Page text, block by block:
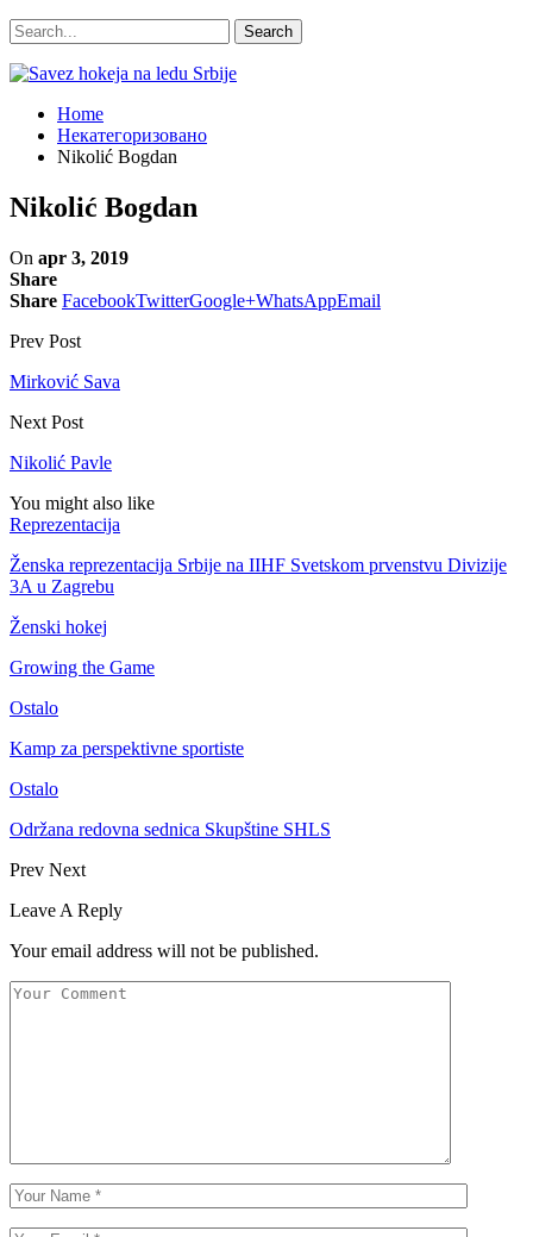
Home
Некатегоризовано
Nikolić Bogdan
Nikolić Bogdan
On apr 3, 2019
Share
Share FacebookTwitterGoogle+WhatsAppEmail
Prev Post
Mirković Sava
Next Post
Nikolić Pavle
You might also like
Reprezentacija
Ženska reprezentacija Srbije na IIHF Svetskom prvenstvu Divizije
3A u Zagrebu
Ženski hokej
Growing the Game
Ostalo
Kamp za perspektivne sportiste
Ostalo
Održana redovna sednica Skupštine SHLS
Prev Next
Leave A Reply
Your email address will not be published.